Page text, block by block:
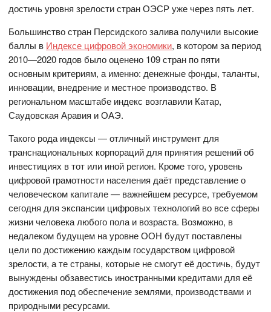
достичь уровня зрелости стран ОЭСР уже через пять лет.
Большинство стран Персидского залива получили высокие
баллы в Индексе цифровой экономики, в котором за период
2010—2020 годов было оценено 109 стран по пяти
основным критериям, а именно: денежные фонды, таланты,
инновации, внедрение и местное производство. В
региональном масштабе индекс возглавили Катар,
Саудовская Аравия и ОАЭ.
Такого рода индексы — отличный инструмент для
транснациональных корпораций для принятия решений об
инвестициях в тот или иной регион. Кроме того, уровень
цифровой грамотности населения даёт представление о
человеческом капитале — важнейшем ресурсе, требуемом
сегодня для экспансии цифровых технологий во все сферы
жизни человека любого пола и возраста. Возможно, в
недалеком будущем на уровне ООН будут поставлены
цели по достижению каждым государством цифровой
зрелости, а те страны, которые не смогут её достичь, будут
вынуждены обзавестись иностранными кредитами для её
достижения под обеспечение землями, производствами и
природными ресурсами.